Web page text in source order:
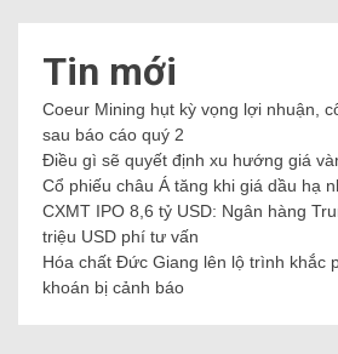
Tin mới
Coeur Mining hụt kỳ vọng lợi nhuận,
sau báo cáo quý 2
Điều gì sẽ quyết định xu hướng giá
Cổ phiếu châu Á tăng khi giá dầu hạ
CXMT IPO 8,6 tỷ USD: Ngân hàng
triệu USD phí tư vấn
Hóa chất Đức Giang lên lộ trình khắc
khoán bị cảnh báo